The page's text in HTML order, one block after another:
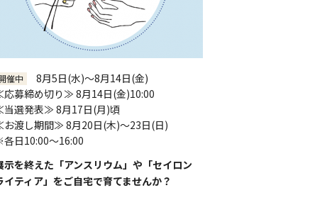
催中
8月5日(水)～8月14日(金)
募締め切り≫ 8月14日(金)10:00
選発表≫ 8月17日(月)頃
渡し期間≫ 8月20日(木)～23日(日)
日10:00～16:00
示を終えた「アンスリウム」や「セイロン
イティア」をご自宅で育てませんか？